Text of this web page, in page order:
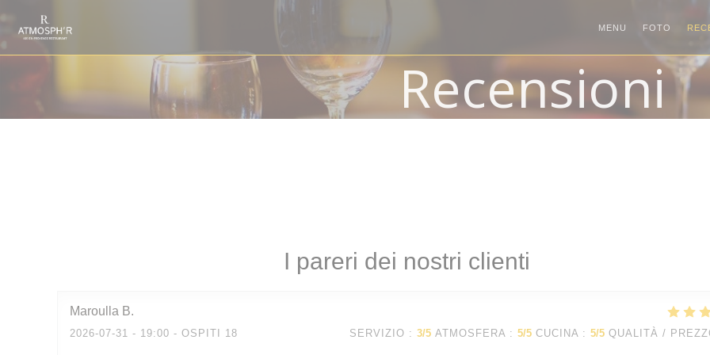
Personalizzazione delle tue scelte sui cookie
MENU FOTO
Recensioni
I pareri dei nostri clienti
Maroulla B
2026-07-31 - 19:00 - OSPITI 18 SERVIZIO : 3/5 ATMOSFERA : 5/5 CUCINA : 5/5 QUALITÀ /